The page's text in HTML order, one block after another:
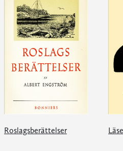
Roslagsberättelser